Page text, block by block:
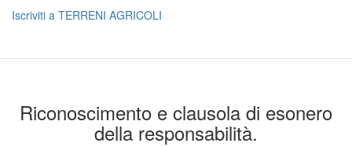
Iscriviti a TERRENI AGRICOLI
Riconoscimento e clausola di esonero
della responsabilità.